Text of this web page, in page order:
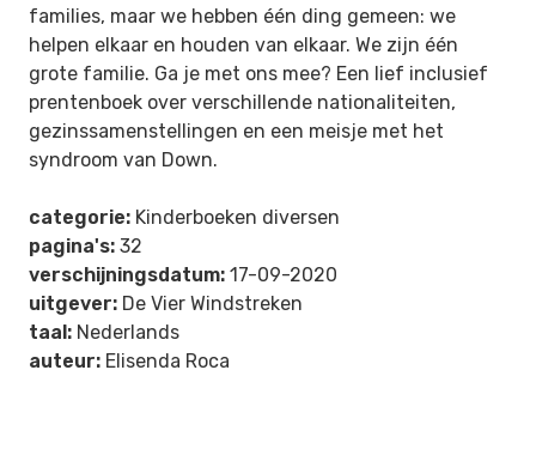
families, maar we hebben één ding gemeen: we
helpen elkaar en houden van elkaar. We zijn één
grote familie. Ga je met ons mee? Een lief inclusief
prentenboek over verschillende nationaliteiten,
gezinssamenstellingen en een meisje met het
syndroom van Down.
categorie: Kinderboeken diversen
pagina's: 32
verschijningsdatum: 17-09-2020
uitgever: De Vier Windstreken
taal: Nederlands
auteur: Elisenda Roca